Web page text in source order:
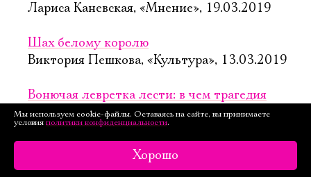
Лариса Каневская, «Мнение», 19.03.2019
Шах белому королю
Виктория Пешкова, «Культура», 13.03.2019
Вонючая левретка лести: в чем трагедия
Лира?
Алёна Витшас, «Русский блоггер», 1.03.2019
Лишь ветер и дождь – в Мастерской Петра
Мы используем cookie-файлы. Оставаясь на сайте, вы принимаете
условия политики конфиденциальности.
Хорошо